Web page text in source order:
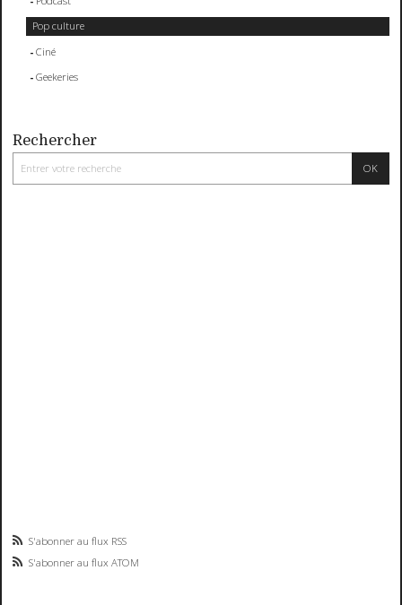
Pop culture
Ciné
Geekeries
Rechercher
S'abonner au flux RSS
S'abonner au flux ATOM